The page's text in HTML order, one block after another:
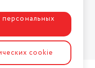
cookie